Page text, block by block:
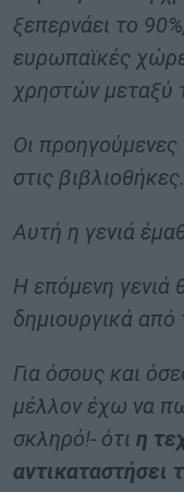
ξεπερνάει το
ευρωπαϊκές
χρηστών μεταξύ
Οι προηγούμενες
στις βιβλιοθήκες.
Αυτή η γενιά
Η επόμενη γενιά
δημιουργικά από
Για όσους και
μέλλον έχω να
σκληρό!- ότι η
αντικαταστήσει